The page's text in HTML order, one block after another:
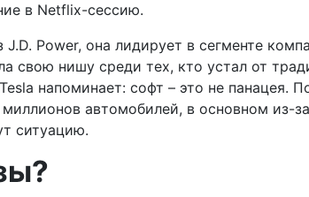
в Netflix-сессию.
Power, она лидирует в сегменте
свою нишу среди тех, кто устал от
напоминает: софт – это не панацея.
автомобилей, в основном
ситуацию.